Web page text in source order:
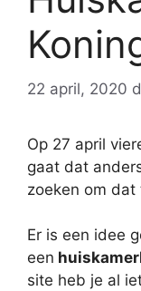
22 april, 2020
Op 27 april
gaat dat
zoeken om
Er is een idee
een
site heb je al